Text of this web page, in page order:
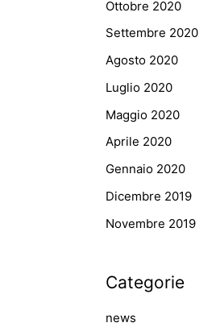
Ottobre 2020
Settembre 2020
Agosto 2020
Luglio 2020
Maggio 2020
Aprile 2020
Gennaio 2020
Dicembre 2019
Novembre 2019
Categorie
news